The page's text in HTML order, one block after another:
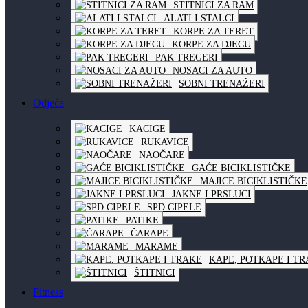
STITNICI ZA RAM
ALATI I STALCI
KORPE ZA TERET
KORPE ZA DJECU
PAK TREGERI
NOSACI ZA AUTO
SOBNI TRENAŽERI
Odjeća
KACIGE
RUKAVICE
NAOČARE
GAĆE BICIKLISTIČKE
MAJICE BICIKLISTIČKE
JAKNE I PRSLUCI
SPD CIPELE
PATIKE
ČARAPE
MARAME
KAPE, POTKAPE I
ŠTITNICI
Fitness